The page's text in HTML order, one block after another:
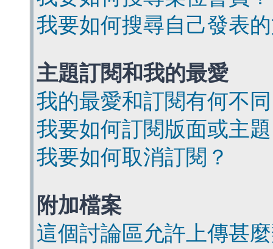
我要如何搜尋自己發表
主題訂閱和我的最愛
我的最愛和訂閱有何不
我要如何訂閱版面或主
我要如何取消訂閱？
附加檔案
這個討論區允許上傳甚